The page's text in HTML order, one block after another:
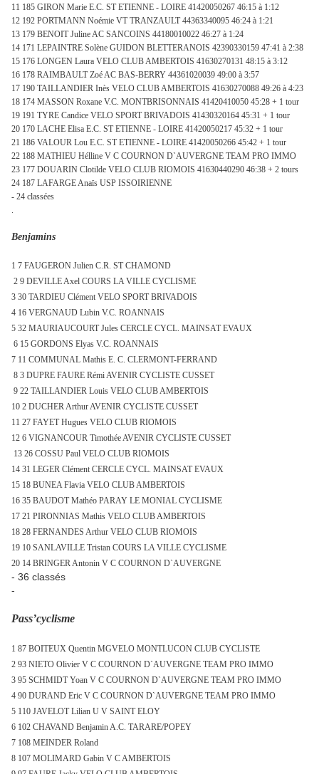
11 185 GIRON Marie E.C. ST ETIENNE - LOIRE 41420050267 46:15 à 1:12
12 192 PORTMANN Noémie VT TRANZAULT 44363340095 46:24 à 1:21
13 179 BENOIT Juline AC SANCOINS 44180010022 46:27 à 1:24
14 171 LEPAINTRE Solène GUIDON BLETTERANOIS 42390330159 47:41 à 2:38
15 176 LONGEN Laura VELO CLUB AMBERTOIS 41630270131 48:15 à 3:12
16 178 RAIMBAULT Zoé AC BAS-BERRY 44361020039 49:00 à 3:57
17 190 TAILLANDIER Inès VELO CLUB AMBERTOIS 41630270088 49:26 à 4:23
18 174 MASSON Roxane V.C. MONTBRISONNAIS 41420410050 45:28 + 1 tour
19 191 TYRE Candice VELO SPORT BRIVADOIS 41430320164 45:31 + 1 tour
20 170 LACHE Elisa E.C. ST ETIENNE - LOIRE 41420050217 45:32 + 1 tour
21 186 VALOUR Lou E.C. ST ETIENNE - LOIRE 41420050266 45:42 + 1 tour
22 188 MATHIEU Hélline V C COURNON D`AUVERGNE TEAM PRO IMMO
23 177 DOUARIN Clotilde VELO CLUB RIOMOIS 41630440290 46:38 + 2 tours
24 187 LAFARGE Anaïs USP ISSOIRIENNE
- 24 classées
.
Benjamins
1 7 FAUGERON Julien C.R. ST CHAMOND
2 9 DEVILLE Axel COURS LA VILLE CYCLISME
3 30 TARDIEU Clément VELO SPORT BRIVADOIS
4 16 VERGNAUD Lubin V.C. ROANNAIS
5 32 MAURIAUCOURT Jules CERCLE CYCL. MAINSAT EVAUX
6 15 GORDONS Elyas V.C. ROANNAIS
7 11 COMMUNAL Mathis E. C. CLERMONT-FERRAND
8 3 DUPRE FAURE Rémi AVENIR CYCLISTE CUSSET
9 22 TAILLANDIER Louis VELO CLUB AMBERTOIS
10 2 DUCHER Arthur AVENIR CYCLISTE CUSSET
11 27 FAYET Hugues VELO CLUB RIOMOIS
12 6 VIGNANCOUR Timothée AVENIR CYCLISTE CUSSET
13 26 COSSU Paul VELO CLUB RIOMOIS
14 31 LEGER Clément CERCLE CYCL. MAINSAT EVAUX
15 18 BUNEA Flavia VELO CLUB AMBERTOIS
16 35 BAUDOT Mathéo PARAY LE MONIAL CYCLISME
17 21 PIRONNIAS Mathis VELO CLUB AMBERTOIS
18 28 FERNANDES Arthur VELO CLUB RIOMOIS
19 10 SANLAVILLE Tristan COURS LA VILLE CYCLISME
20 14 BRINGER Antonin V C COURNON D`AUVERGNE
- 36 classés
-
Pass’cyclisme
1 87 BOITEUX Quentin MGVELO MONTLUCON CLUB CYCLISTE
2 93 NIETO Olivier V C COURNON D`AUVERGNE TEAM PRO IMMO
3 95 SCHMIDT Yoan V C COURNON D`AUVERGNE TEAM PRO IMMO
4 90 DURAND Eric V C COURNON D`AUVERGNE TEAM PRO IMMO
5 110 JAVELOT Lilian U V SAINT ELOY
6 102 CHAVAND Benjamin A.C. TARARE/POPEY
7 108 MEINDER Roland
8 107 MOLIMARD Gabin V C AMBERTOIS